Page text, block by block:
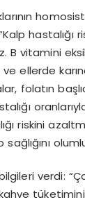
hastalığı
B vitamini
ellerde
folatın
riskini
sağlığını
verdi: